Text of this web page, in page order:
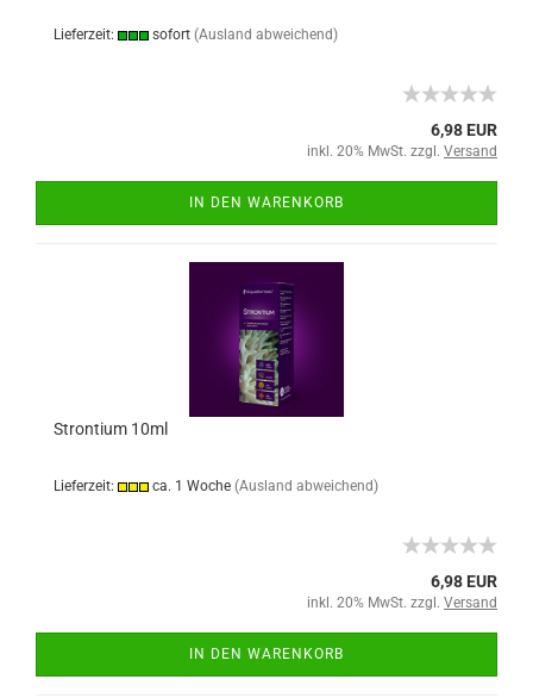
Lieferzeit: sofort (Ausland abweichend)
6,98 EUR
inkl. 20% MwSt. zzgl. Versand
IN DEN WARENKORB
Strontium 10ml
Lieferzeit: ca. 1 Woche (Ausland abweichend)
6,98 EUR
inkl. 20% MwSt. zzgl. Versand
IN DEN WARENKORB